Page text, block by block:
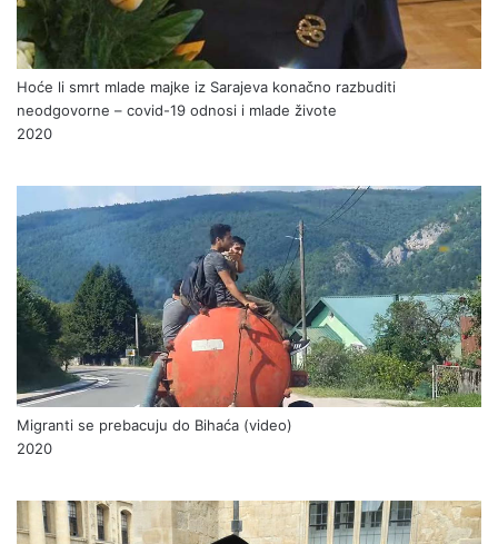
Hoće li smrt mlade majke iz Sarajeva konačno razbuditi
neodgovorne – covid-19 odnosi i mlade živote
2020
Migranti se prebacuju do Bihaća (video)
2020